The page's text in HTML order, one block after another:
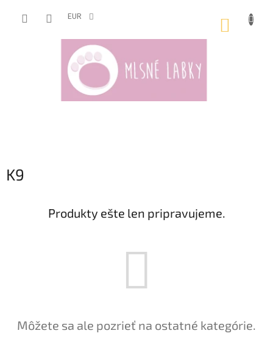
EUR
K9
Produkty ešte len pripravujeme.
Môžete sa ale pozrieť na ostatné kategórie.